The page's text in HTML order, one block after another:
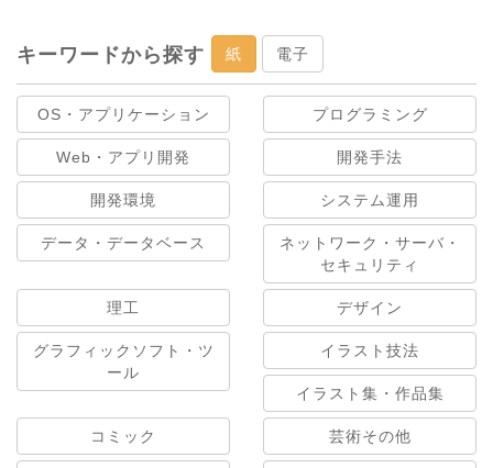
キーワードから探す 紙 電子
OS・アプリケーション プログラミング
Web・アプリ開発 開発手法
開発環境 システム運用
データ・データベース
ネットワーク・サーバ・
セキュリティ
理工 デザイン
グラフィックソフト・ツ
ール
イラスト技法
イラスト集・作品集
コミック 芸術その他